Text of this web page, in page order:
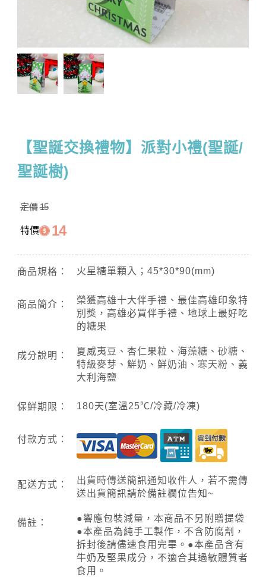
【聖誕交換禮物】派對小禮(聖誕/
聖誕樹)
定價15
特價 14
商品規格： 火星糖單顆入；45*30*90(mm)
商品簡介：
榮獲高雄十大伴手禮、最佳高雄印象特
別獎，高雄必買伴手禮、地球上最好吃
的糖果
成分說明：
夏威夷豆、杏仁果粒、海藻糖、砂糖、
特級麥芽、鮮奶、鮮奶油、寒天粉、義
大利海鹽
保鮮期限： 180天(室溫25℃/冷藏/冷凍)
付款方式：
配送方式：
出貨時傳送簡訊通知收件人，若不需傳
送出貨簡訊請於備註欄位告知~
備註：
●響應包裝減量，本商品不另附贈提袋
●本產品為純手工製作，不含防腐劑，
拆封後請儘速食用完畢。●本產品含有
牛奶及堅果成分，不適合其過敏體質者
食用。